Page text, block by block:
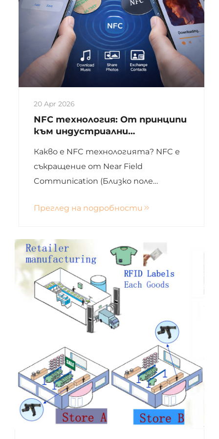
20 Apr 2026
NFC технология: От принципи
към индустриални
цифровата трансформация на
предприятията
Какво е NFC технологията? NFC е
съкращение от Near Field
Communication (Близко поле
комуникационна технология за
разработена от Philips и Sony, NFC е
безконтактна идентификационна
и свързваща технология, която
позволява краткоразмерна
безжична връзка...
Преглед на подробности